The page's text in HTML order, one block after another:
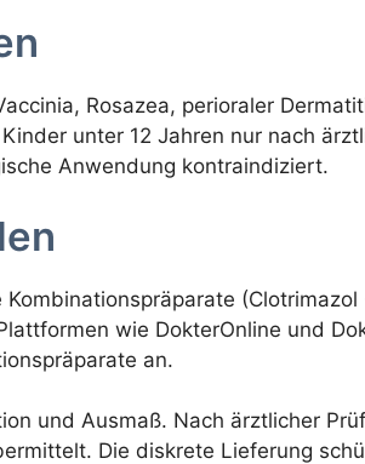
Rosazea, perioraler
unter 12 Jahren nur nach
Anwendung kontraindiziert.
wie DokterOnline und
an.
und Ausmaß. Nach ärztlicher
Die diskrete Lieferung